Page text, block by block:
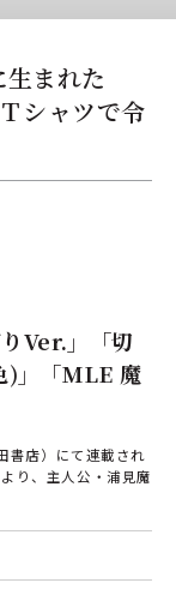
まれた
シャツで令
Ver.」「切
)」「MLE 魔
書店）にて連載され
り、主人公・浦見魔